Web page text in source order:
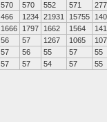
570 570 552 571
277
466 1234 21931 15755
1666 1797 1662 1564
56 57 1267 1065
57 56 55 57
55
57 57 54 57 55